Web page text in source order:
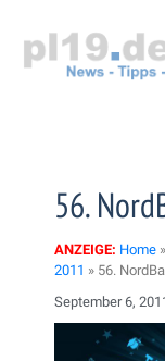
springen
56.
ANZEIGE: Home »
2011 » 56.
September 6,